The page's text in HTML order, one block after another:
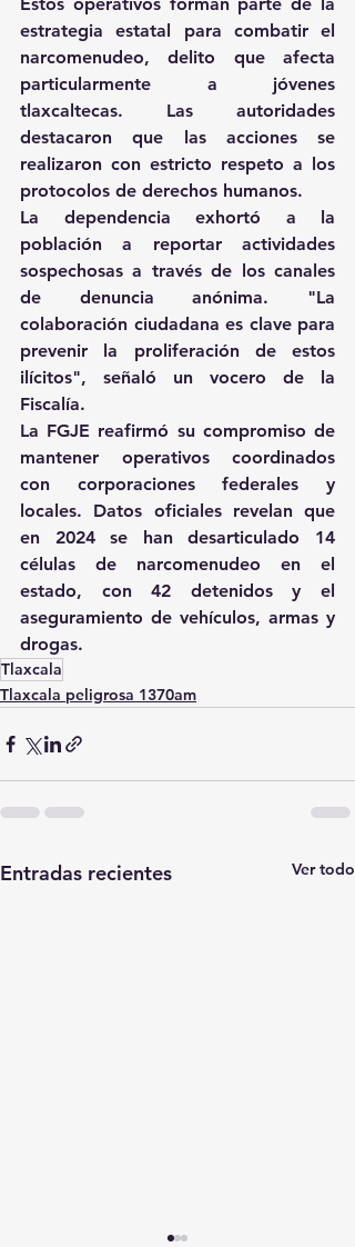
estrategia estatal para combatir el
narcomenudeo, delito que afecta
particularmente a jóvenes
tlaxcaltecas. Las autoridades
destacaron que las acciones se
realizaron con estricto respeto a los
protocolos de derechos humanos.
La dependencia exhortó a la
población a reportar actividades
sospechosas a través de los canales
de denuncia anónima. "La
colaboración ciudadana es clave para
prevenir la proliferación de estos
ilícitos", señaló un vocero de la
Fiscalía.
La FGJE reafirmó su compromiso de
mantener operativos coordinados
con corporaciones federales y
locales. Datos oficiales revelan que
en 2024 se han desarticulado 14
células de narcomenudeo en el
estado, con 42 detenidos y el
aseguramiento de vehículos, armas y
drogas.
Tlaxcala
Tlaxcala peligrosa 1370am
Entradas recientes Ver todo